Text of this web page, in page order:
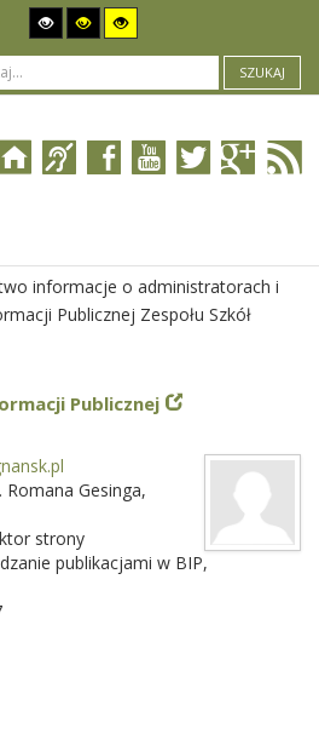
SZUKAJ
informacje o administratorach i
Publicznej Zespołu Szkół
Publicznej
Romana Gesinga,
strony
publikacjami w BIP,